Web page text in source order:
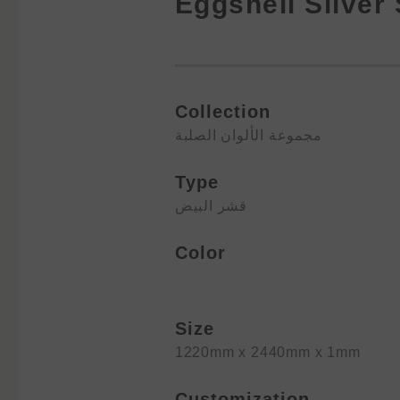
Collection
مجموعة الألوان الصلبة
Type
قشر البيض
Color
Size
1220mm x 2440mm x 1mm